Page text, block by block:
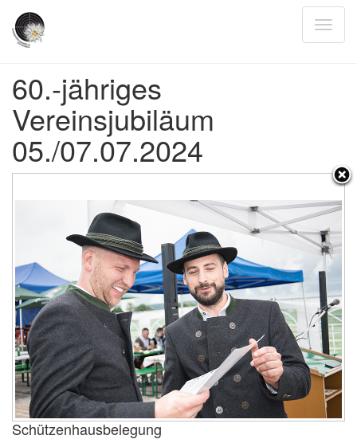
60.-jähriges
Vereinsjubiläum
05./07.07.2024
Schützenhausbelegung